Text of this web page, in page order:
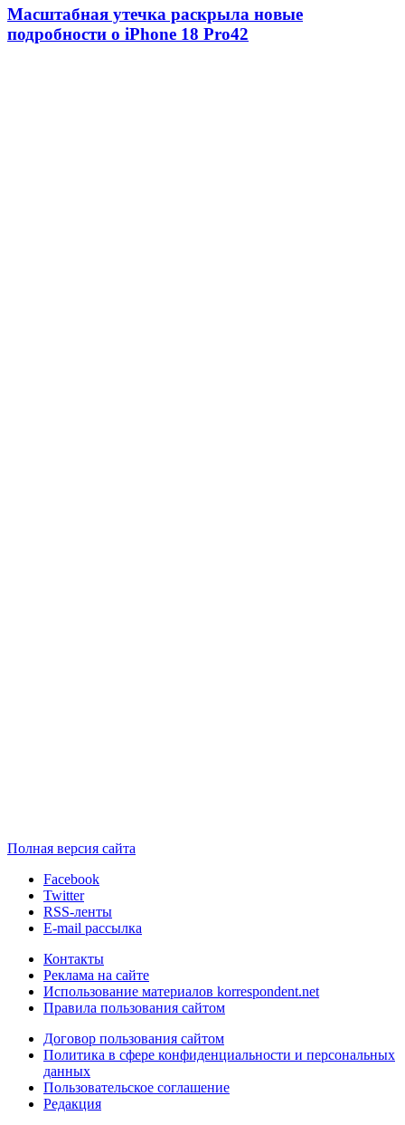
Масштабная утечка раскрыла новые
подробности о iPhone 18 Pro42
Полная версия сайта
Facebook
Twitter
RSS-ленты
E-mail рассылка
Контакты
Реклама на сайте
Использование материалов korrespondent.net
Правила пользования сайтом
Договор пользования сайтом
Политика в сфере конфиденциальности и персональных
данных
Пользовательское соглашение
Редакция